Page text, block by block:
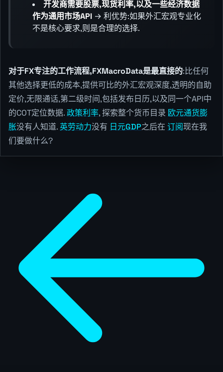
开发商需要股票,现货利率,以及一些经济数据
作为通用市场API → 利优势:如果外汇宏观专业化
不是核心要求,则是合理的选择.
对于FX专注的工作流程,FXMacroData是最直接的:比任何
其他选择更低的成本,提供可比的外汇宏观深度,透明的自助
定价,无限通话,第二级时间,包括发布日历,以及同一个API中
的COT定位数据.政策利率, 探索整个货币目录 欧元通货膨
胀没有人知道. 英劳动力没有 日元GDP之后在 订阅现在我
们要做什么?